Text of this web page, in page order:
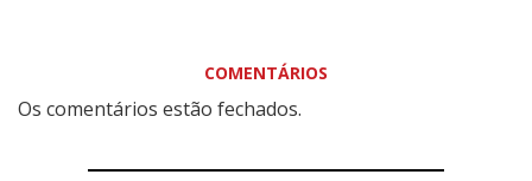
COMENTÁRIOS
Os comentários estão fechados.